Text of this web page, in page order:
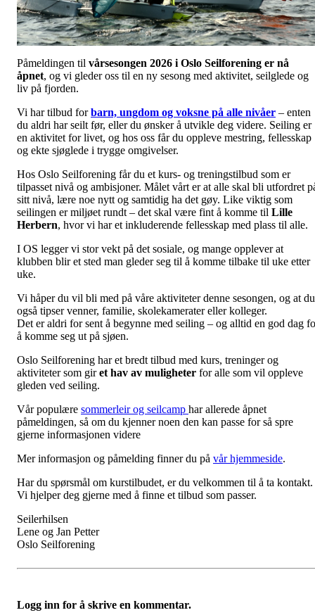
Påmeldingen til vårsesongen 2026 i Oslo Seilforening er nå
åpnet, og vi gleder oss til en ny sesong med aktivitet, seilglede og
liv på fjorden.
Vi har tilbud forbarn, ungdom og voksne på alle nivåer – enten
du aldri har seilt før, eller du ønsker å utvikle deg videre. Seiling er
en aktivitet for livet, og hos oss får du oppleve mestring, fellesskap
og ekte sjøglede i trygge omgivelser.
Hos Oslo Seilforening får du et kurs- og treningstilbud som er
tilpasset nivå og ambisjoner. Målet vårt er at alle skal bli utfordret
sitt nivå, lære noe nytt og samtidig ha det gøy. Like viktig som
seilingen er miljøet rundt – det skal være fint å komme til Lille
Herbern, hvor vi har et inkluderende fellesskap med plass til alle.
I OS legger vi stor vekt på det sosiale, og mange opplever at
klubben blir et sted man gleder seg til å komme tilbake til uke etter
uke.
Vi håper du vil bli med på våre aktiviteter denne sesongen, og at du
også tipser venner, familie, skolekamerater eller kolleger.
Det er aldri for sent å begynne med seiling – og alltid en god dag
å komme seg ut på sjøen.
Oslo Seilforening har et bredt tilbud med kurs, treninger og
aktiviteter som giret hav av muligheter for alle som vil oppleve
gleden ved seiling.
Vår populære sommerleir og seilcamp har allerede åpnet
påmeldingen, så om du kjenner noen den kan passe for så spre
gjerne informasjonen videre
Mer informasjon og påmelding finner du på vår hjemmeside.
Har du spørsmål om kurstilbudet, er du velkommen til å ta kontakt.
Vi hjelper deg gjerne med å finne et tilbud som passer.
Seilerhilsen
Lene og Jan Petter
Oslo Seilforening
Logg inn for å skrive en kommentar.